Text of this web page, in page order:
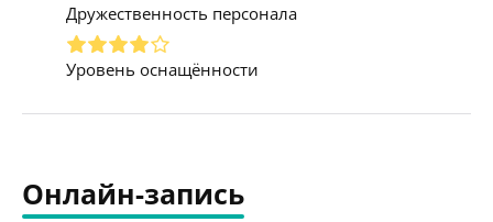
Дружественность персонала
Уровень оснащённости
Онлайн-запись